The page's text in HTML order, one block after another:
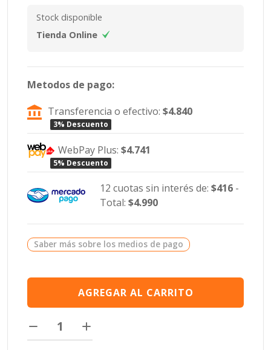
Stock disponible
Tienda Online
Metodos de pago:
Transferencia o efectivo:$4.840
3% Descuento
WebPay Plus:$4.741
5% Descuento
12 cuotas sin interés de: $416-
Total: $4.990
Saber más sobre los medios de pago
AGREGAR AL CARRITO